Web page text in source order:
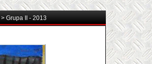
> Grupa II - 2013